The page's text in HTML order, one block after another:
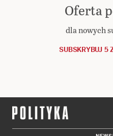
Oferta
dla nowych
SUBSKRYBUJ 5